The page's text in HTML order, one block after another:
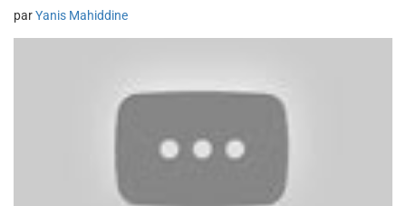
parYanis Mahiddine